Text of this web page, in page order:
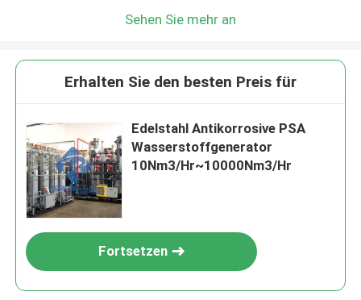
Sehen Sie mehr an
Erhalten Sie den besten Preis für
Edelstahl Antikorrosive PSA
Wasserstoffgenerator
10Nm3/Hr~10000Nm3/Hr
Fortsetzen